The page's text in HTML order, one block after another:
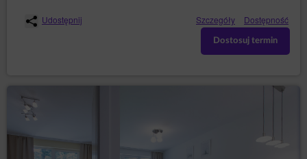
Udostępnij Szczegóły Dostępność
Dostosuj termin